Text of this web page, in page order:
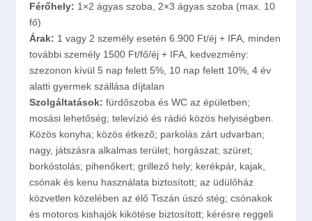
Férőhely: 1×2 ágyas szoba, 2×3 ágyas szoba (max. 10
fő)
Árak: 1 vagy 2 személy esetén 6.900 Ft/éj + IFA, minden
további személy 1500 Ft/fő/éj + IFA, kedvezmény:
szezonon kívül 5 nap felett 5%, 10 nap felett 10%, 4 év
alatti gyermek szállása díjtalan
Szolgáltatások:fürdőszoba és WC az épületben;
mosási lehetőség; televízió és rádió közös helyiségben.
Közös konyha; közös étkező; parkolás zárt udvarban;
nagy, játszásra alkalmas terület; horgászat; szüret;
borkóstolás; pihenőkert; grillező hely; kerékpár, kajak,
csónak és kenu használata biztosított; az üdülőház
közvetlen közelében az élő Tiszán úszó stég; csónakok
és motoros kishajók kikötése biztosított; kérésre reggeli